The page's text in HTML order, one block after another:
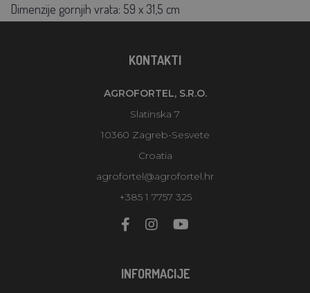
Dimenzije gornjih vrata: 59 x 31,5 cm
KONTAKTI
AGROFORTEL, S.R.O.
Slatinska 7
10360 Zagreb-Sesvete
Croatia
agrofortel@agrofortel.hr
+385 1 7757 325
INFORMACIJE